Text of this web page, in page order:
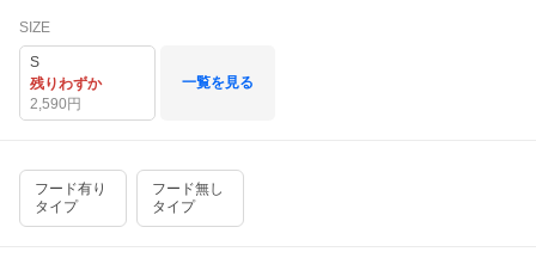
SIZE
S
残りわずか
2,590 円
一覧を見る
フード有り
タイプ
フード無し
タイプ